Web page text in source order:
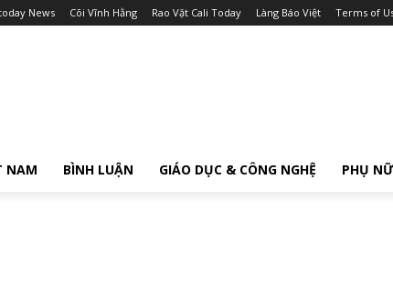
News Cõi Vĩnh Hằng Rao Vặt Cali Today Làng Báo Việt Terms of
NAM BÌNH LUẬN GIÁO DỤC & CÔNG NGHỆ PHỤ NỮ